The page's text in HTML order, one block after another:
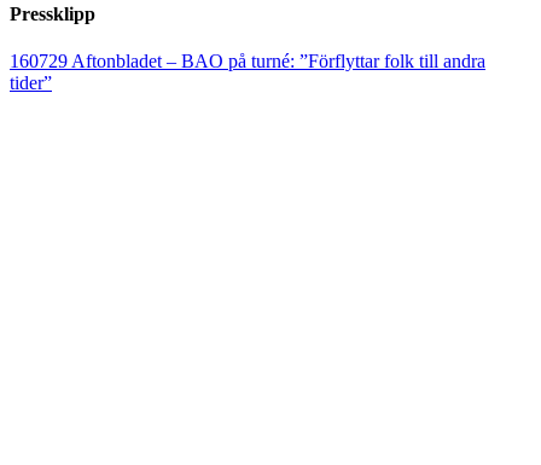
Pressklipp
160729 Aftonbladet – BAO på turné: ”Förflyttar folk till andra
tider”